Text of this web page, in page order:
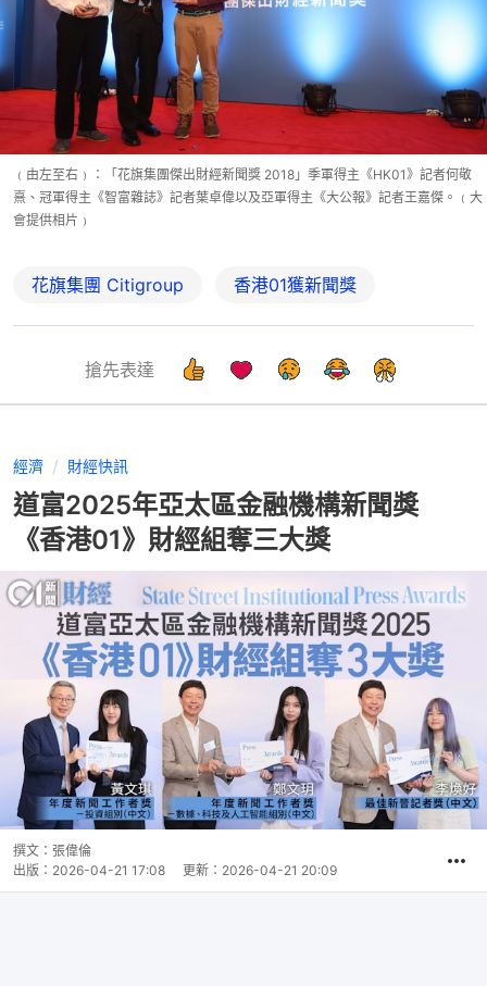
﹙由左至右﹚：「花旗集團傑出財經新聞獎 2018」季軍得主《HK01》記者何敬
熹、冠軍得主《智富雜誌》記者葉卓偉以及亞軍得主《大公報》記者王嘉傑。﹙大
會提供相片﹚
花旗集團 Citigroup 香港01獲新聞獎
搶先表達
經濟 財經快訊
道富2025年亞太區金融機構新聞獎
《香港01》財經組奪三大獎
撰文： 張偉倫
出版： 2026-04-21 17:08 更新： 2026-04-21 20:09